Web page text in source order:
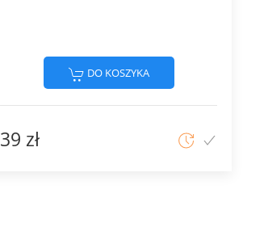
DO KOSZYKA
39 zł